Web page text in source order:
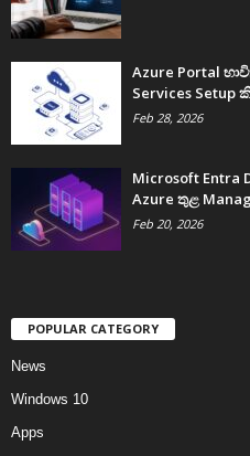
Azure Portal
Services Setup
Feb 28, 2026
Microsoft Entra
Azure තුළ
Feb 20, 2026
POPULAR CATEGORY
News
Windows 10
Apps